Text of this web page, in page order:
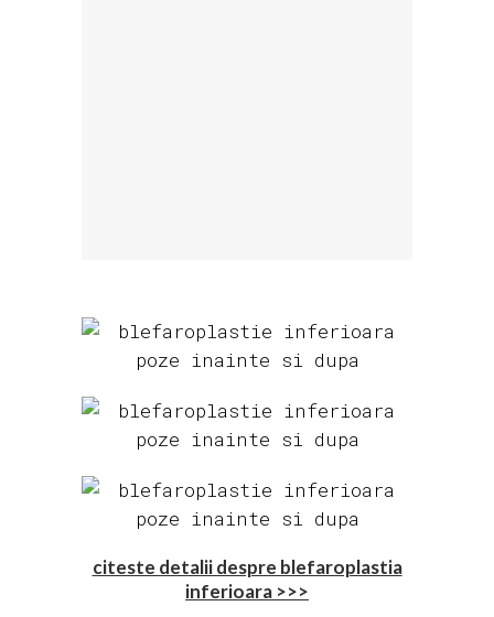
citeste detalii despre blefaroplastia
inferioara >>>